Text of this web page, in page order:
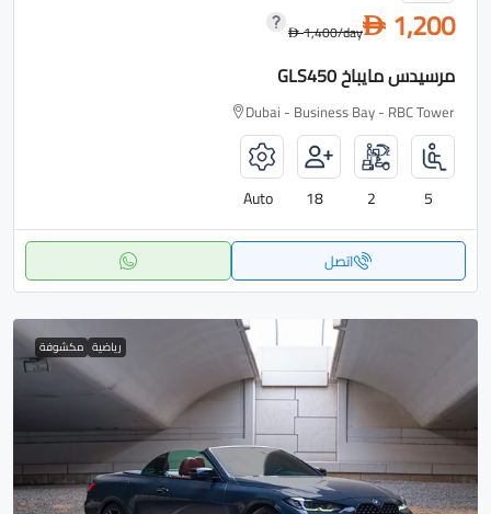
D 1,200
D1,400/day
مرسيدس مايباخ GLS450
Dubai - Business Bay - RBC Tower
5
2
18
Auto
اتصل
رياضية مكشوفة